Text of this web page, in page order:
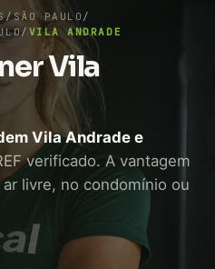
/SÃO PAULO /
/ VILA ANDRADE
Vila
Vila Andrade e
verificado. A vantagem
livre, no condomínio ou
direto, sem intermediário.